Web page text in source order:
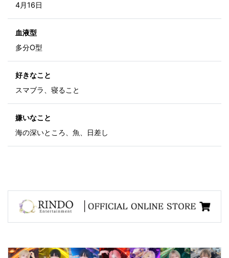
4月16日
血液型
多分O型
好きなこと
スマブラ、寝ること
嫌いなこと
海の深いところ、魚、日差し